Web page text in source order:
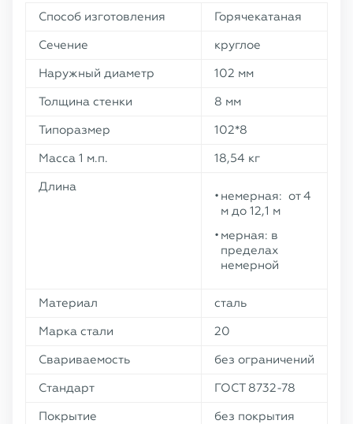
Способ изготовления
Горячекатаная
Сечение
круглое
Наружный диаметр
102 мм
Толщина стенки
8 мм
Типоразмер
102*8
Масса 1 м.п.
18,54 кг
Длина
немерная: от 4
м до 12,1 м
мерная: в
пределах
немерной
Материал
сталь
Марка стали
20
Свариваемость
без ограничений
Стандарт
ГОСТ 8732-78
Покрытие
без покрытия